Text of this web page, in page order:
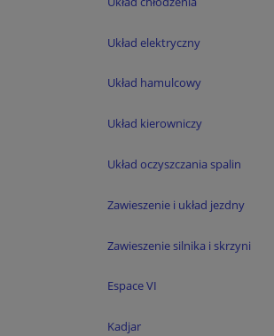
Układ elektryczny
Układ hamulcowy
Układ kierowniczy
Układ oczyszczania spalin
Zawieszenie i układ jezdny
Zawieszenie silnika i skrzyni
Espace VI
Kadjar